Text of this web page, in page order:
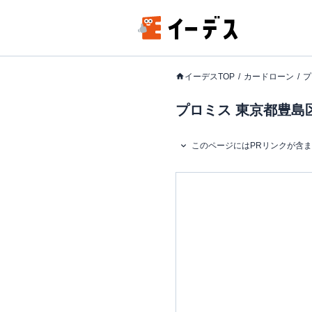
イーデスTOP カードローン
プロミス 東京都豊島
このページにはPRリンクが含